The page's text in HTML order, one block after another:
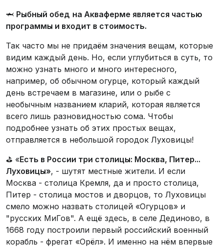
🦈 Рыбный обед на Акваферме является частью
программы и входит в стоимость.
Так часто мы не придаём значения вещам, которые
видим каждый день. Но, если углубиться в суть, то
можно узнать много и много интересного,
например, об обычном огурце, который каждый
день встречаем в магазине, или о рыбе с
необычным названием кларий, которая является
всего лишь разновидностью сома. Чтобы
подробнее узнать об этих простых вещах,
отправляется в небольшой городок Луховицы!
⛳ «Есть в России три столицы: Москва, Питер...
Луховицы», - шутят местные жители. И если
Москва - столица Кремля, да и просто столица,
Питер - столица мостов и дворцов, то Луховицы
смело можно назвать столицей «Огурцов» и
"русских МиГов". А ещё здесь, в селе Дединово, в
1668 году построили первый российский военный
корабль - фрегат «Орёл». И именно на нём впервые